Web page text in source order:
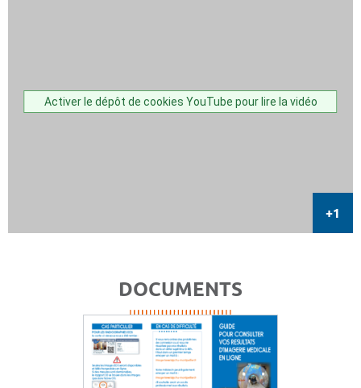
Activer le dépôt de cookies YouTube pour lire la vidéo
DOCUMENTS